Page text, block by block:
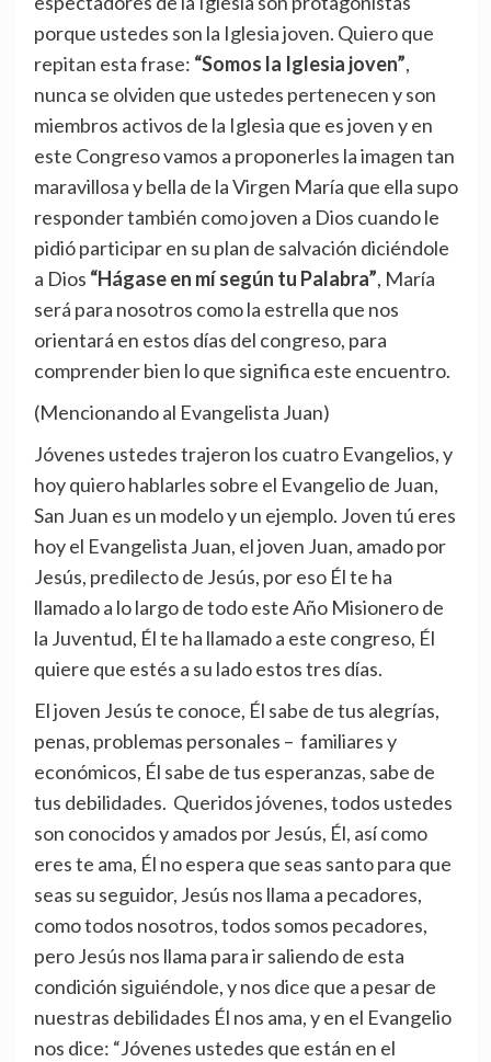
porque ustedes son la Iglesia joven. Quiero que
repitan esta frase: “Somos la Iglesia joven”,
nunca se olviden que ustedes pertenecen y son
miembros activos de la Iglesia que es joven y en
este Congreso vamos a proponerles la imagen tan
maravillosa y bella de la Virgen María que ella supo
responder también como joven a Dios cuando le
pidió participar en su plan de salvación diciéndole
a Dios “Hágase en mí según tu Palabra”, María
será para nosotros como la estrella que nos
orientará en estos días del congreso, para
comprender bien lo que significa este encuentro.
(Mencionando al Evangelista Juan)
Jóvenes ustedes trajeron los cuatro Evangelios, y
hoy quiero hablarles sobre el Evangelio de Juan,
San Juan es un modelo y un ejemplo. Joven tú eres
hoy el Evangelista Juan, el joven Juan, amado por
Jesús, predilecto de Jesús, por eso Él te ha
llamado a lo largo de todo este Año Misionero de
la Juventud, Él te ha llamado a este congreso, Él
quiere que estés a su lado estos tres días.
El joven Jesús te conoce, Él sabe de tus alegrías,
penas, problemas personales – familiares y
económicos, Él sabe de tus esperanzas, sabe de
tus debilidades. Queridos jóvenes, todos ustedes
son conocidos y amados por Jesús, Él, así como
eres te ama, Él no espera que seas santo para que
seas su seguidor, Jesús nos llama a pecadores,
como todos nosotros, todos somos pecadores,
pero Jesús nos llama para ir saliendo de esta
condición siguiéndole, y nos dice que a pesar de
nuestras debilidades Él nos ama, y en el Evangelio
nos dice: “Jóvenes ustedes que están en el